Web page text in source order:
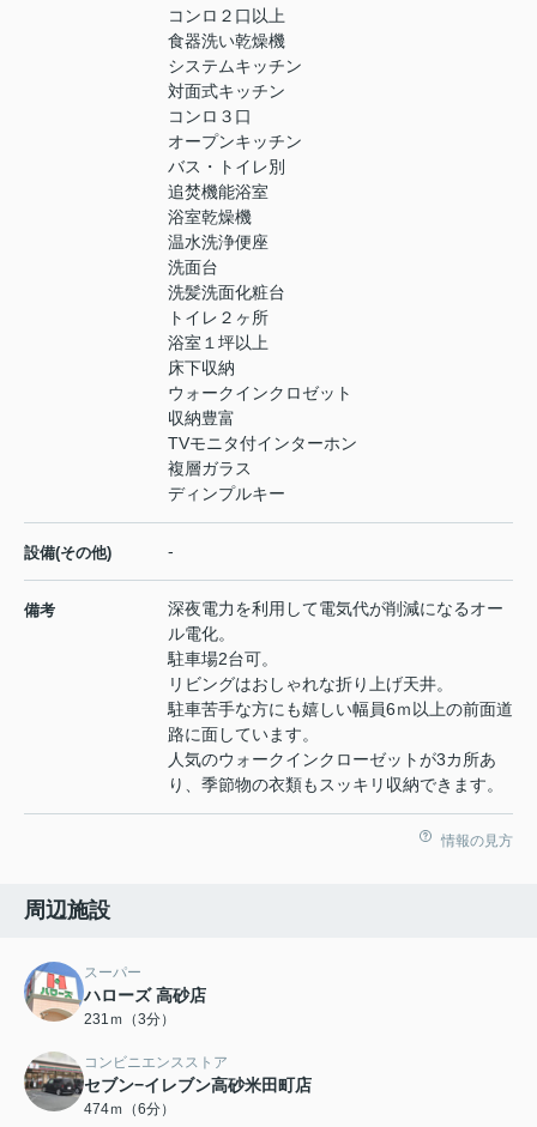
コンロ２口以上
食器洗い乾燥機
システムキッチン
対面式キッチン
コンロ３口
オープンキッチン
バス・トイレ別
追焚機能浴室
浴室乾燥機
温水洗浄便座
洗面台
洗髪洗面化粧台
トイレ２ヶ所
浴室１坪以上
床下収納
ウォークインクロゼット
収納豊富
TVモニタ付インターホン
複層ガラス
ディンプルキー
設備(その他) -
備考
深夜電力を利用して電気代が削減になるオー
ル電化。
駐車場2台可。
リビングはおしゃれな折り上げ天井。
駐車苦手な方にも嬉しい幅員6ｍ以上の前面道
路に面しています。
人気のウォークインクローゼットが3カ所あ
り、季節物の衣類もスッキリ収納できます。
情報の見方
周辺施設
スーパー
ハローズ 高砂店
231ｍ（3分）
コンビニエンスストア
セブン−イレブン高砂米田町店
474ｍ（6分）